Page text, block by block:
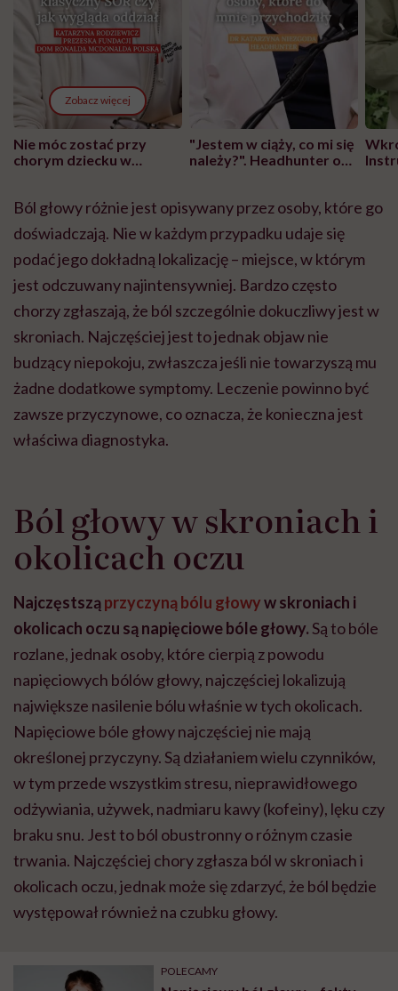
Zobacz więcej
Nie móc zostać przy
chorym dziecku w
może chyba tylko
głupota i brak
wyobraźni"
"Jestem w ciąży, co mi się
należy?". Headhunter o
pracy
Ból głowy różnie jest opisywany przez osoby, które go
doświadczają. Nie w każdym przypadku udaje się
podać jego dokładną lokalizację – miejsce, w którym
jest odczuwany najintensywniej. Bardzo często
chorzy zgłaszają, że ból szczególnie dokuczliwy jest w
skroniach. Najczęściej jest to jednak objaw nie
budzący niepokoju, zwłaszcza jeśli nie towarzyszą mu
żadne dodatkowe symptomy. Leczenie powinno być
zawsze przyczynowe, co oznacza, że konieczna jest
właściwa diagnostyka.
Ból głowy w skroniach i
okolicach oczu
Najczęstsząprzyczyną bólu głowyw skroniach i
okolicach oczu są napięciowe bóle głowy.Są to bóle
rozlane, jednak osoby, które cierpią z powodu
napięciowych bólów głowy, najczęściej lokalizują
największe nasilenie bólu właśnie w tych okolicach.
Napięciowe bóle głowy najczęściej nie mają
określonej przyczyny. Są działaniem wielu czynników,
w tym przede wszystkim stresu, nieprawidłowego
odżywiania, używek, nadmiaru kawy (kofeiny), lęku czy
braku snu. Jest to ból obustronny o różnym czasie
trwania. Najczęściej chory zgłasza ból w skroniach i
okolicach oczu, jednak może się zdarzyć, że ból będzie
występował również na czubku głowy.
POLECAMY